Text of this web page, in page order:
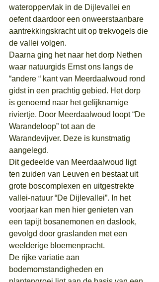
wateroppervlak in de Dijlevallei en
oefent daardoor een onweerstaanbare
aantrekkingskracht uit op trekvogels die
de vallei volgen.
Daarna ging het naar het dorp Nethen
waar natuurgids Ernst ons langs de
“andere “ kant van Meerdaalwoud rond
gidst in een prachtig gebied. Het dorp
is genoemd naar het gelijknamige
riviertje. Door Meerdaalwoud loopt “De
Warandeloop” tot aan de
Warandevijver. Deze is kunstmatig
aangelegd.
Dit gedeelde van Meerdaalwoud ligt
ten zuiden van Leuven en bestaat uit
grote boscomplexen en uitgestrekte
vallei-natuur “De Dijlevallei”. In het
voorjaar kan men hier genieten van
een tapijt bosanemonen en daslook,
gevolgd door graslanden met een
weelderige bloemenpracht.
De rijke variatie aan
bodemomstandigheden en